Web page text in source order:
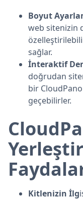
Boyut
web sitenizin
sağlar.
İnteraktif
doğrudan
bir
geçebilirler.
Kitlenizin İlg